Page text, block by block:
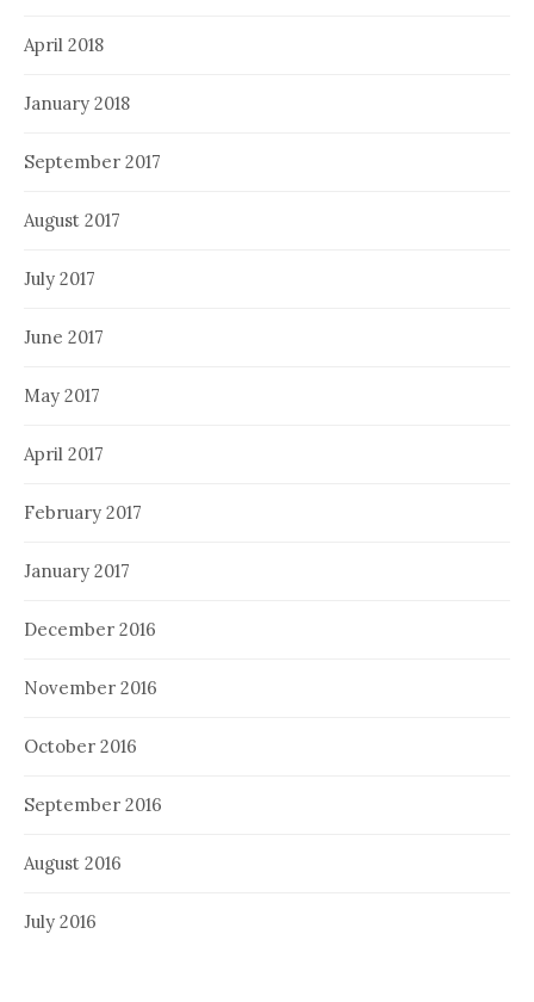
April 2018
January 2018
September 2017
August 2017
July 2017
June 2017
May 2017
April 2017
February 2017
January 2017
December 2016
November 2016
October 2016
September 2016
August 2016
July 2016